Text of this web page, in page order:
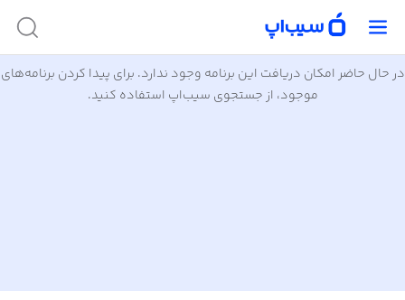
در حال حاضر امکان دریافت این برنامه وجود ندارد. برای پیدا کردن برنامه‌های
موجود، از جستجوی سیب‌اپ استفاده کنید.